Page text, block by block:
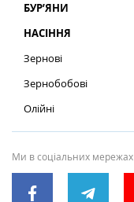
БУР’ЯНИ
НАСІННЯ
Зернові
Зернобобові
Олійні
Ми в соціальних мережах